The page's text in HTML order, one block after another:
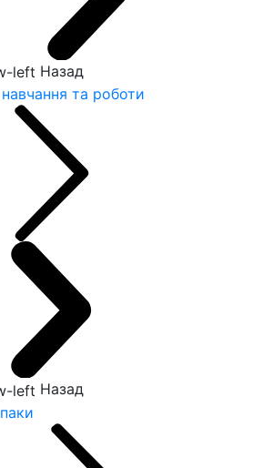
Назад
та роботи
Назад